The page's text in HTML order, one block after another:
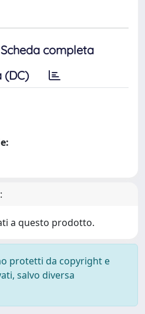
Scheda completa
(DC)
a questo prodotto.
protetti da copyright e
salvo diversa